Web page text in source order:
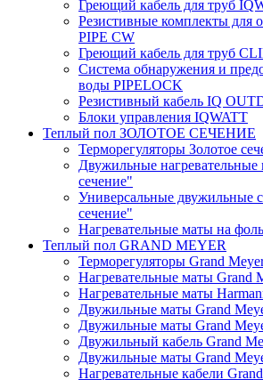
Греющий кабель для труб
Резистивные комплекты для
PIPE CW
Греющий кабель для труб
Система обнаружения и
воды PIPELOCK
Резистивный кабель IQ
Блоки управления IQWATT
Теплый пол ЗОЛОТОЕ СЕЧЕНИЕ
Терморегуляторы Золотое
Двужильные нагревательные
сечение"
Универсальные двужильные
сечение"
Нагревательные маты на
Теплый пол GRAND MEYER
Терморегуляторы Grand
Нагревательные маты Grand
Нагревательные маты
Двужильные маты Grand
Двужильные маты Grand
Двужильный кабель Grand
Двужильные маты Grand
Нагревательные кабели